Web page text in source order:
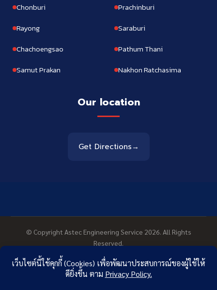
Chonburi
Prachinburi
Rayong
Saraburi
Chachoengsao
Pathum Thani
Samut Prakan
Nakhon Ratchasima
Our location
Get Directions→
© Copyright Astec Engineering Service 2026. All Rights
Reserved.
Contact Us
Privacy Policy